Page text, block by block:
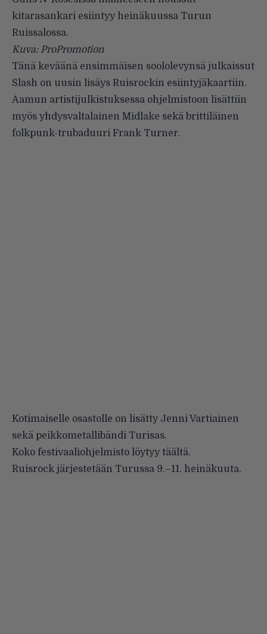
kitarasankari esiintyy heinäkuussa Turun
Ruissalossa.
Kuva: ProPromotion
Tänä keväänä ensimmäisen soololevynsä julkaissut
Slash on uusin lisäys Ruisrockin esiintyjäkaartiin.
Aamun artistijulkistuksessa ohjelmistoon lisättiin
myös yhdysvaltalainen Midlake sekä brittiläinen
folkpunk-trubaduuri Frank Turner.
Kotimaiselle osastolle on lisätty Jenni Vartiainen
sekä peikkometallibändi Turisas.
Koko festivaaliohjelmisto löytyy täältä.
Ruisrock järjestetään Turussa 9.–11. heinäkuuta.